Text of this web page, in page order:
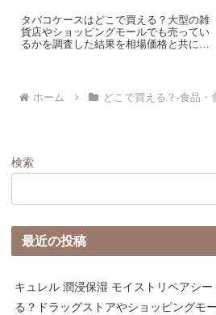
タバコケースはどこで買える？大型の雑
貨店やショッピングモールでも売ってい
るかを調査した結果を相場価格と共に紹
ホーム どこで買える？-食品・
検索
最近の投稿
キュレル 潤浸保湿 モイストリペアシー
る？ドラッグストアやショッピングモ